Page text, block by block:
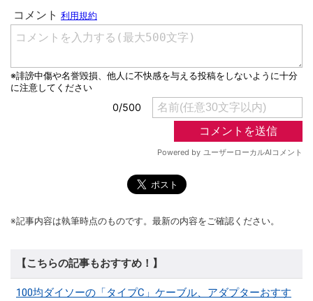
※記事内容は執筆時点のものです。最新の内容をご確認ください。
【こちらの記事もおすすめ！】
100均ダイソーの「タイプC」ケーブル、アダプターおすす